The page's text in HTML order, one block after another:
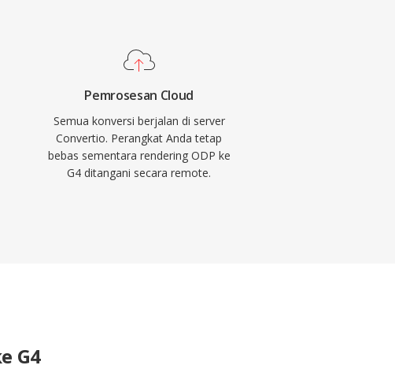
Pemrosesan Cloud
Semua konversi berjalan di server
Convertio. Perangkat Anda tetap
bebas sementara rendering ODP ke
G4 ditangani secara remote.
G4